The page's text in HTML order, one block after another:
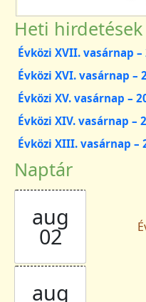
Heti hirdetések
Évközi XVII. vasárnap
Évközi XVI. vasárnap –
Évközi XV. vasárnap –
Évközi XIV. vasárnap –
Évközi XIII. vasárnap –
Naptár
aug
02
aug